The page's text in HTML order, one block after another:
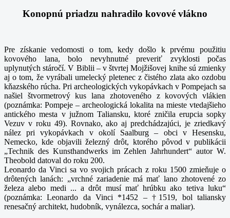
Konopnú priadzu nahradilo kovové vlákno
Pre získanie vedomosti o tom, kedy došlo k prvému použitiu
kovového lana, bolo nevyhnutné preveriť zvyklosti počas
uplynutých stáročí. V Biblii – v štvrtej Mojžišovej knihe sú zmienky
aj o tom, že vyrábali umelecký pletenec z čistého zlata ako ozdobu
kňazského rúcha. Pri archeologických vykopávkach v Pompejach sa
našiel štvormetrový kus lana zhotoveného z kovových vlákien
(poznámka: Pompeje – archeologická lokalita na mieste vtedajšieho
antického mesta v južnom Taliansku, ktoré zničila erupcia sopky
Vezuv v roku 49). Rovnako, ako aj predchádzajúci, je zriedkavý
nález pri vykopávkach v okolí Saalburg – obci v Hesensku,
Nemecko, kde objavili železný drôt, ktorého pôvod v publikácii
„Technik des Kunsthandwerks im Zehlen Jahrhundert“ autor W.
Theobold datoval do roku 200.
Leonardo da Vinci sa vo svojich prácach z roku 1500 zmieňuje o
drôtených lanách: „vrchné zariadenie má mať lano zhotovené zo
železa alebo medi ... a drôt musí mať hrúbku ako tetiva luku“
(poznámka: Leonardo da Vinci *1452 – †1519, bol taliansky
renesačný architekt, hudobník, vynálezca, sochár a maliar).